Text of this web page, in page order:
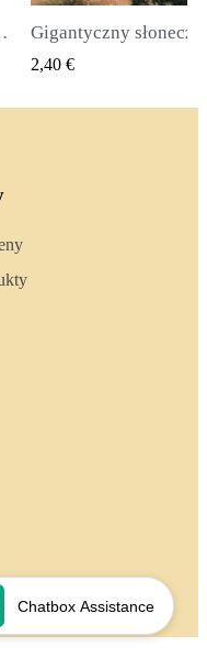
Cusco SZYBKI
2,40 €
Chatbox Assistance